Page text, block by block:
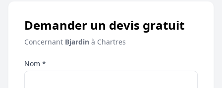
Demander un devis gratuit
Concernant Bjardin à Chartres
Nom *